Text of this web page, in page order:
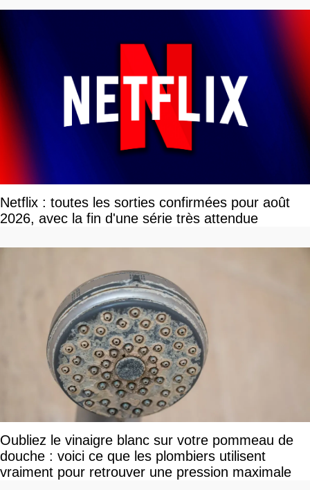
Netflix : toutes les sorties confirmées pour août
2026, avec la fin d'une série très attendue
Oubliez le vinaigre blanc sur votre pommeau de
douche : voici ce que les plombiers utilisent
vraiment pour retrouver une pression maximale